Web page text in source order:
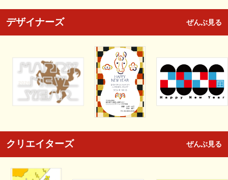
デザイナーズ ぜんぶ見る
クリエイターズ ぜんぶ見る